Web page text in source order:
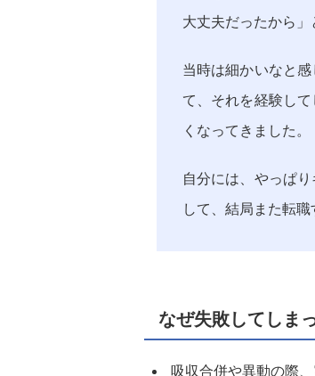
大丈夫だったから」
当時は細かいなと
て、それを経験し
くなってきました。
自分には、やっぱ
して、結局また転
なぜ失敗してしま
吸収合併や異動の際